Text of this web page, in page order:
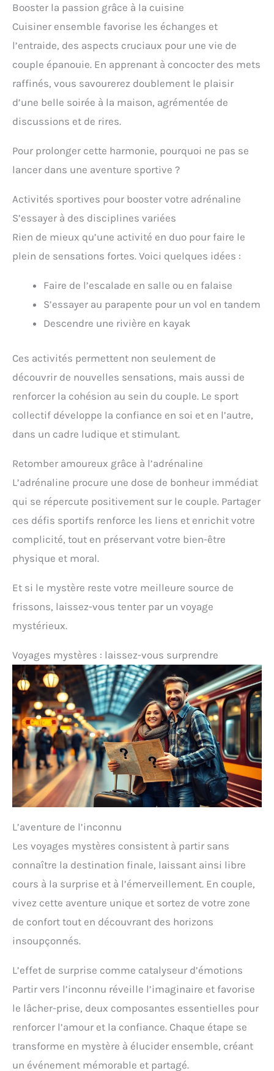
Booster la passion grâce à la cuisine
Cuisiner ensemble favorise les échanges et
l’entraide, des aspects cruciaux pour une vie de
couple épanouie. En apprenant à concocter des mets
raffinés, vous savourerez doublement le plaisir
d’une belle soirée à la maison, agrémentée de
discussions et de rires.
Pour prolonger cette harmonie, pourquoi ne pas se
lancer dans une aventure sportive ?
Activités sportives pour booster votre adrénaline
S’essayer à des disciplines variées
Rien de mieux qu’une activité en duo pour faire le
plein de sensations fortes. Voici quelques idées :
Faire de l’escalade en salle ou en falaise
S’essayer au parapente pour un vol en tandem
Descendre une rivière en kayak
Ces activités permettent non seulement de
découvrir de nouvelles sensations, mais aussi de
renforcer la cohésion au sein du couple. Le sport
collectif développe la confiance en soi et en l’autre,
dans un cadre ludique et stimulant.
Retomber amoureux grâce à l’adrénaline
L’adrénaline procure une dose de bonheur immédiat
qui se répercute positivement sur le couple. Partager
ces défis sportifs renforce les liens et enrichit votre
complicité, tout en préservant votre bien-être
physique et moral.
Et si le mystère reste votre meilleure source de
frissons, laissez-vous tenter par un voyage
mystérieux.
Voyages mystères : laissez-vous surprendre
L’aventure de l’inconnu
Les voyages mystères consistent à partir sans
connaître la destination finale, laissant ainsi libre
cours à la surprise et à l’émerveillement. En couple,
vivez cette aventure unique et sortez de votre zone
de confort tout en découvrant des horizons
insoupçonnés.
L’effet de surprise comme catalyseur d’émotions
Partir vers l’inconnu réveille l’imaginaire et favorise
le lâcher-prise, deux composantes essentielles pour
renforcer l’amour et la confiance. Chaque étape se
transforme en mystère à élucider ensemble, créant
un événement mémorable et partagé.